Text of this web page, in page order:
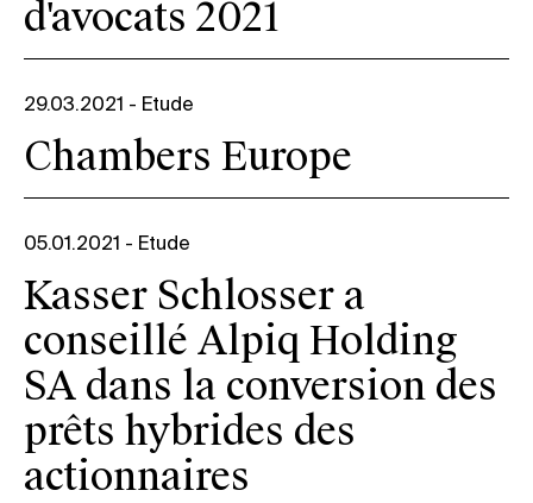
d'avocats 2021
29.03.2021 - Etude
Chambers Europe
05.01.2021 - Etude
Kasser Schlosser a
conseillé Alpiq Holding
SA dans la conversion des
prêts hybrides des
actionnaires